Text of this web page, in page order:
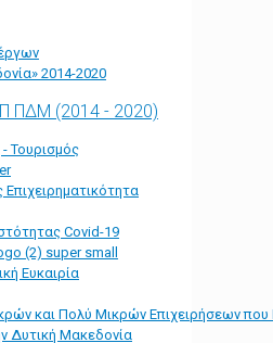
2014-2020
ΠΔΜ (2014 - 2020)
Τουρισμός
Covid-19
Ευκαιρία
και Πολύ Μικρών Επιχειρήσεων
Δυτική Μακεδονία